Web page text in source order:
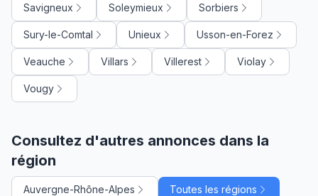
Savigneux Soleymieux Sorbiers
Sury-le-Comtal Unieux Usson-en-Forez
Veauche Villars Villerest Violay
Vougy
Consultez d'autres annonces dans la
région
Auvergne-Rhône-Alpes Toutes les régions